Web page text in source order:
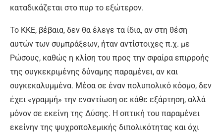
καταδικάζεται στο πυρ το εξώτερον.
Το ΚΚΕ, βέβαια, δεν θα έλεγε τα ίδια, αν στη θέση
αυτών των συμπράξεων, ήταν αντίστοιχες π.χ. με
Ρώσους, καθώς η κλίση του προς την σφαίρα επιρροής
της συγκεκριμένης δύναμης παραμένει, αν και
συγκεκαλυμμένα. Μέσα σε έναν πολυπολικό κόσμο, δεν
έχει «γραμμή» την εναντίωση σε κάθε εξάρτηση, αλλά
μόνον σε εκείνη της Δύσης. Η οπτική του παραμένει
εκείνην της ψυχροπολεμικής διπολικότητας και όχι